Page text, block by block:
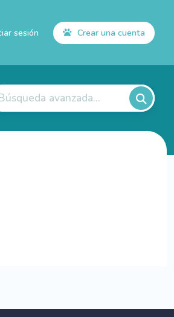
sesión Crear una cuenta
avanzada...